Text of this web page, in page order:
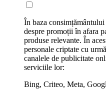
În baza
despre promoții în afara
produse relevante. În
personale criptate cu
canalele de publicitate
serviciile lor:
Bing, Criteo, Meta,